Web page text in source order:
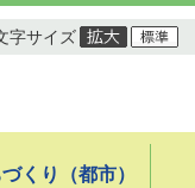
字サイズ
くり（都市）